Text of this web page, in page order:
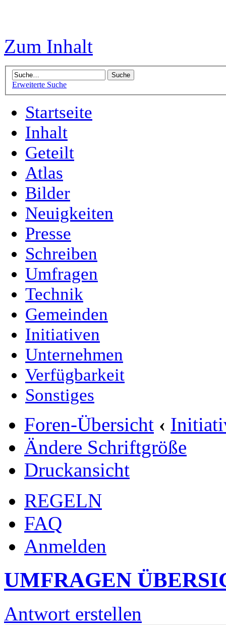
Zum Inhalt
Erweiterte Suche
Startseite
Inhalt
Geteilt
Atlas
Bilder
Neuigkeiten
Presse
Schreiben
Umfragen
Technik
Gemeinden
Initiativen
Unternehmen
Verfügbarkeit
Sonstiges
Foren-Übersicht ‹
Ändere Schriftgröße
Druckansicht
REGELN
FAQ
Anmelden
UMFRAGEN
Antwort erstellen